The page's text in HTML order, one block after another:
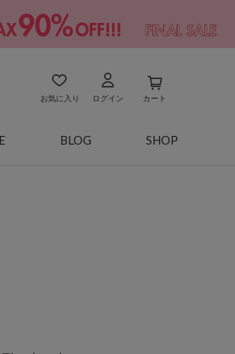
お気に入り ログイン カート
BLOG SHOP